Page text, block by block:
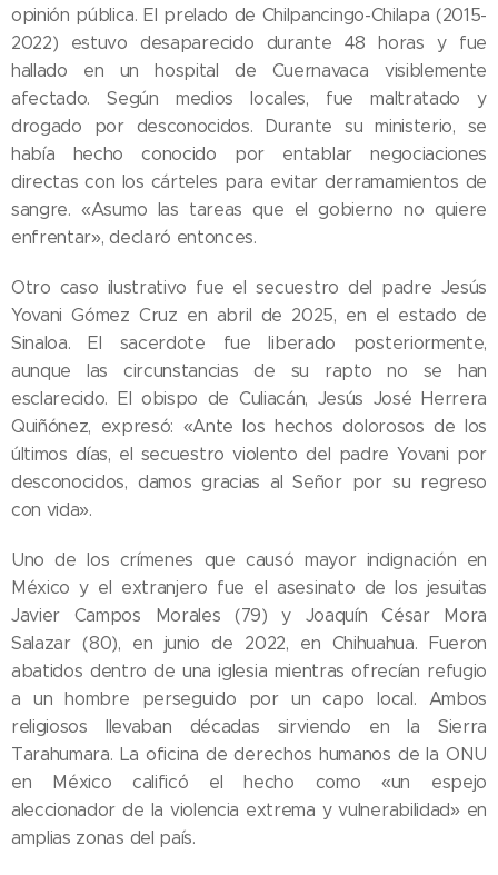
opinión pública. El prelado de Chilpancingo-Chilapa (2015-
2022) estuvo desaparecido durante 48 horas y fue
hallado en un hospital de Cuernavaca visiblemente
afectado. Según medios locales, fue maltratado y
drogado por desconocidos. Durante su ministerio, se
había hecho conocido por entablar negociaciones
directas con los cárteles para evitar derramamientos de
sangre. «Asumo las tareas que el gobierno no quiere
enfrentar», declaró entonces.
Otro caso ilustrativo fue el secuestro del padre Jesús
Yovani Gómez Cruz en abril de 2025, en el estado de
Sinaloa. El sacerdote fue liberado posteriormente,
aunque las circunstancias de su rapto no se han
esclarecido. El obispo de Culiacán, Jesús José Herrera
Quiñónez, expresó: «Ante los hechos dolorosos de los
últimos días, el secuestro violento del padre Yovani por
desconocidos, damos gracias al Señor por su regreso
con vida».
Uno de los crímenes que causó mayor indignación en
México y el extranjero fue el asesinato de los jesuitas
Javier Campos Morales (79) y Joaquín César Mora
Salazar (80), en junio de 2022, en Chihuahua. Fueron
abatidos dentro de una iglesia mientras ofrecían refugio
a un hombre perseguido por un capo local. Ambos
religiosos llevaban décadas sirviendo en la Sierra
Tarahumara. La oficina de derechos humanos de la ONU
en México calificó el hecho como «un espejo
aleccionador de la violencia extrema y vulnerabilidad» en
amplias zonas del país.